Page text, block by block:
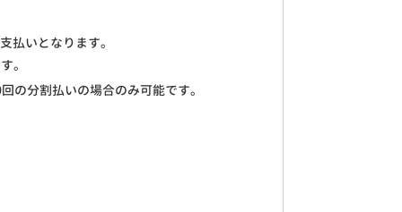
払いとなります。
。
の分割払いの場合のみ可能です。